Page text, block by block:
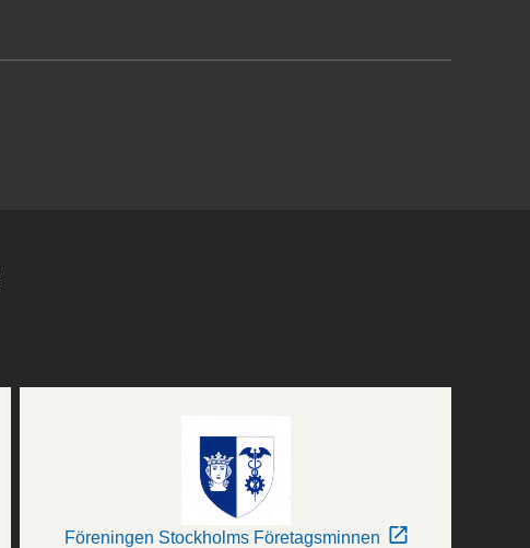
Föreningen Stockholms Företagsminnen